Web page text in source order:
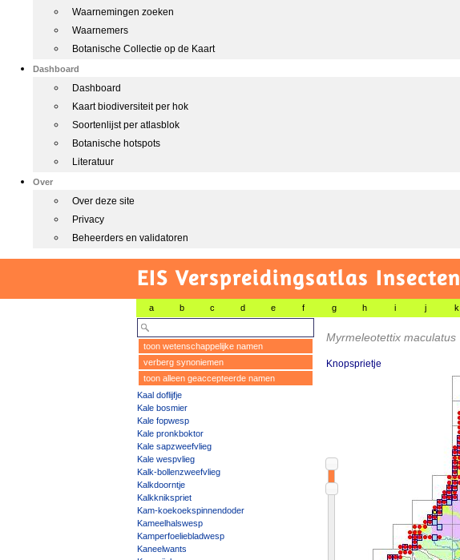
Waarnemingen zoeken
Waarnemers
Botanische Collectie op de Kaart
Dashboard
Dashboard
Kaart biodiversiteit per hok
Soortenlijst per atlasblok
Botanische hotspots
Literatuur
Over
Over deze site
Privacy
Beheerders en validatoren
EIS Verspreidingsatlas Insecten
a b c d e f g h i j k
toon wetenschappelijke namen
verberg synoniemen
toon alleen geaccepteerde namen
Kaal doflijfje
Kale bosmier
Kale fopwesp
Kale pronkboktor
Kale sapzweefvlieg
Kale wespvlieg
Kalk-bollenzweefvlieg
Kalkdoorntje
Kalkknikspriet
Kam-koekoekspinnendoder
Kameelhalswesp
Kamperfoeliebladwesp
Kaneelwants
Myrmeleotettix maculatus
Knopsprietje